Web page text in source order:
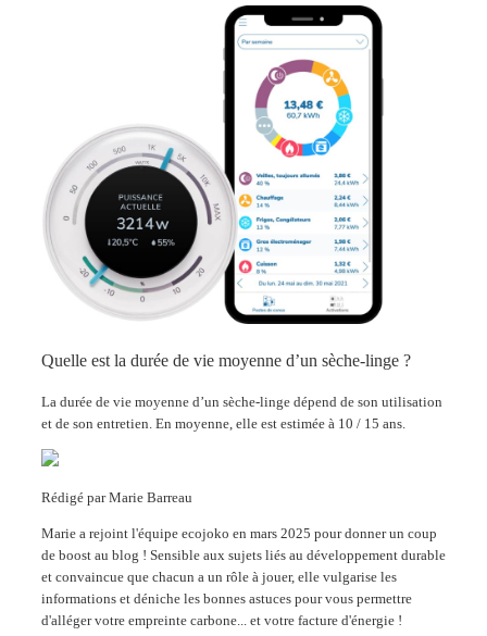
Quelle est la durée de vie moyenne d’un sèche-linge ?
La durée de vie moyenne d’un sèche-linge dépend de son utilisation
et de son entretien. En moyenne, elle est estimée à 10 / 15 ans.
Rédigé parMarie Barreau
Marie a rejoint l'équipe ecojoko en mars 2025 pour donner un coup
de boost au blog ! Sensible aux sujets liés au développement durable
et convaincue que chacun a un rôle à jouer, elle vulgarise les
informations et déniche les bonnes astuces pour vous permettre
d'alléger votre empreinte carbone... et votre facture d'énergie !